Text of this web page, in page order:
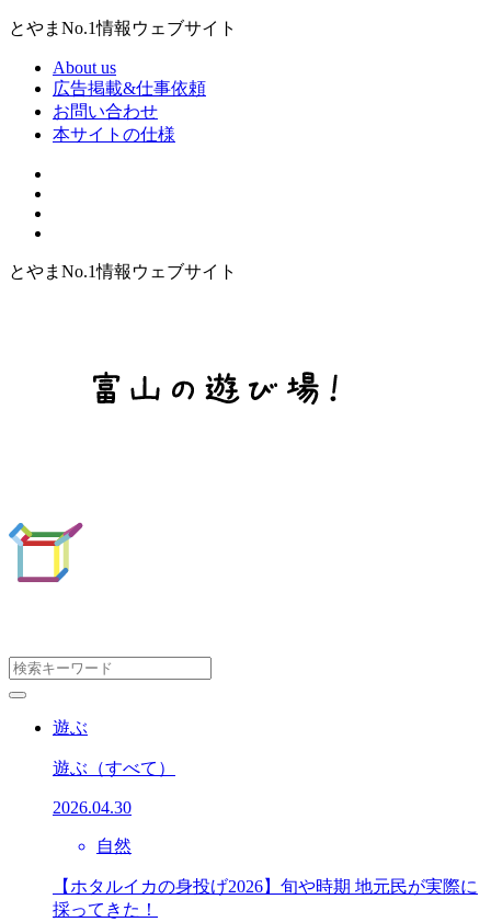
とやまNo.1情報ウェブサイト
About us
広告掲載&仕事依頼
お問い合わせ
本サイトの仕様
とやまNo.1情報ウェブサイト
遊ぶ
遊ぶ （すべて）
2026.04.30
自然
【ホタルイカの身投げ2026】旬や時期 地元民が実際に
採ってきた！